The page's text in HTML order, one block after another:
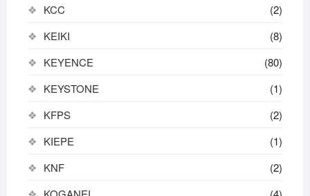
KCC
(2)
KEIKI
(8)
KEYENCE
(80)
KEYSTONE
(1)
KFPS
(2)
KIEPE
(1)
KNF
(2)